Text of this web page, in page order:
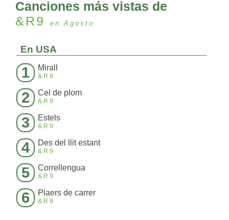
Canciones más vistas de
&R9
en Agosto
En USA
1 Mirall
&R9
2 Cel de plom
&R9
3 Estels
&R9
4 Des del llit estant
&R9
5 Correllengua
&R9
6 Plaers de carrer
&R9